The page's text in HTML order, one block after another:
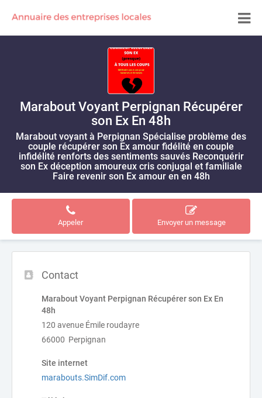
Marabout Voyant Perpignan Récupérer
son Ex En 48h
Marabout voyant à Perpignan Spécialise problème des
couple récupérer son Ex amour fidélité en couple
infidélité renforts des sentiments sauvés Reconquérir
son Ex déception amoureux cris conjugal et familiale
Faire revenir son Ex amour en en 48h
Appeler Envoyer un message
Contact
Marabout Voyant Perpignan Récupérer son Ex En
48h
120 avenue Émile roudayre
66000 Perpignan
Site internet
marabouts.SimDif.com